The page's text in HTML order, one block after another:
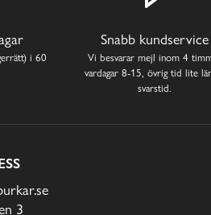
i 60
Snabb kundservice
Vi besvarar mejl inom 4
vardagar 8-15, övrig tid lite
svarstid.
3